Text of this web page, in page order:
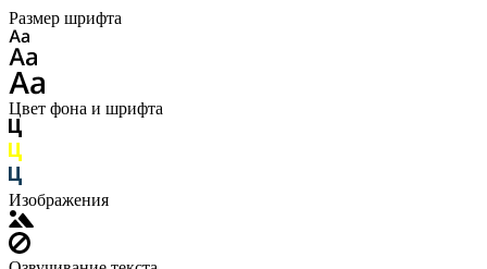
Размер шрифта
Цвет фона и шрифта
Изображения